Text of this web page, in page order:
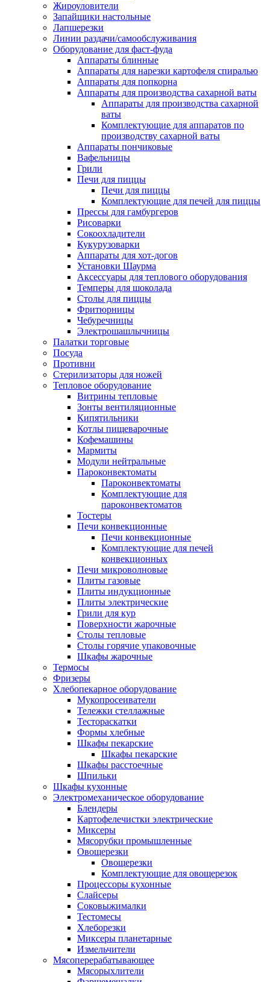
Жироуловители
Запайщики настольные
Лапшерезки
Линии раздачи/самообслуживания
Оборудование для фаст-фуда
Аппараты блинные
Аппараты для нарезки картофеля спиралью
Аппараты для попкорна
Аппараты для производства сахарной ваты
Аппараты для производства сахарной
ваты
Комплектующие для аппаратов по
производству сахарной ваты
Аппараты пончиковые
Вафельницы
Грили
Печи для пиццы
Печи для пиццы
Комплектующие для печей для пиццы
Прессы для гамбургеров
Рисоварки
Сокоохладители
Кукурузоварки
Аппараты для хот-догов
Установки Шаурма
Аксессуары для теплового оборудования
Темперы для шоколада
Столы для пиццы
Фритюрницы
Чебуречницы
Электрошашлычницы
Палатки торговые
Посуда
Противни
Стерилизаторы для ножей
Тепловое оборудование
Витрины тепловые
Зонты вентиляционные
Кипятильники
Котлы пищеварочные
Кофемашины
Мармиты
Модули нейтральные
Пароконвектоматы
Пароконвектоматы
Комплектующие для
пароконвектоматов
Тостеры
Печи конвекционные
Печи конвекционные
Комплектующие для печей
конвекционных
Печи микроволновые
Плиты газовые
Плиты индукционные
Плиты электрические
Грили для кур
Поверхности жарочные
Столы тепловые
Столы горячие упаковочные
Шкафы жарочные
Термосы
Фризеры
Хлебопекарное оборудование
Мукопросеиватели
Тележки стеллажные
Тестораскатки
Формы хлебные
Шкафы пекарские
Шкафы пекарские
Шкафы расстоечные
Шпильки
Шкафы кухонные
Электромеханическое оборудование
Блендеры
Картофелечистки электрические
Миксеры
Мясорубки промышленные
Овощерезки
Овощерезки
Комплектующие для овощерезок
Процессоры кухонные
Слайсеры
Соковыжималки
Тестомесы
Хлеборезки
Миксеры планетарные
Измельчители
Мясоперерабатывающее
Мясорыхлители